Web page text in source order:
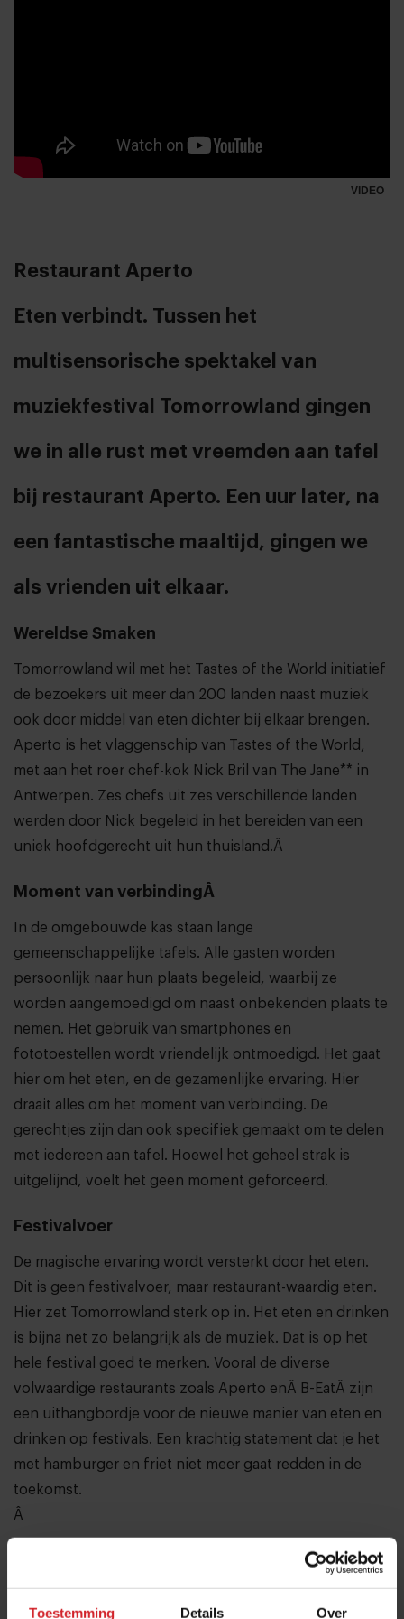
Toestemming Details Over
VIDEO
Restaurant Aperto
Eten verbindt. Tussen het
multisensorische spektakel van
muziekfestival Tomorrowland gingen
we in alle rust met vreemden aan tafel
bij restaurant Aperto. Een uur later, na
een fantastische maaltijd, gingen we
als vrienden uit elkaar.
Wereldse Smaken
Tomorrowland wil met het Tastes of the World initiatief
de bezoekers uit meer dan 200 landen naast muziek
ook door middel van eten dichter bij elkaar brengen.
Aperto is het vlaggenschip van Tastes of the World,
met aan het roer chef-kok Nick Bril van The Jane** in
Antwerpen. Zes chefs uit zes verschillende landen
werden door Nick begeleid in het bereiden van een
uniek hoofdgerecht uit hun thuisland.Â
Moment van verbindingÂ
In de omgebouwde kas staan lange
gemeenschappelijke tafels. Alle gasten worden
persoonlijk naar hun plaats begeleid, waarbij ze
worden aangemoedigd om naast onbekenden plaats te
nemen. Het gebruik van smartphones en
fototoestellen wordt vriendelijk ontmoedigd. Het gaat
hier om het eten, en de gezamenlijke ervaring. Hier
draait alles om het moment van verbinding. De
gerechtjes zijn dan ook specifiek gemaakt om te delen
met iedereen aan tafel. Hoewel het geheel strak is
uitgelijnd, voelt het geen moment geforceerd.
Festivalvoer
De magische ervaring wordt versterkt door het eten.
Dit is geen festivalvoer, maar restaurant-waardig eten.
Hier zet Tomorrowland sterk op in. Het eten en drinken
is bijna net zo belangrijk als de muziek. Dat is op het
hele festival goed te merken. Vooral de diverse
volwaardige restaurants zoals Aperto enÂ B-EatÂ zijn
een uithangbordje voor de nieuwe manier van eten en
drinken op festivals. Een krachtig statement dat je het
met hamburger en friet niet meer gaat redden in de
toekomst.
Â